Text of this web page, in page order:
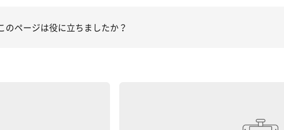
のページは役に立ちましたか？